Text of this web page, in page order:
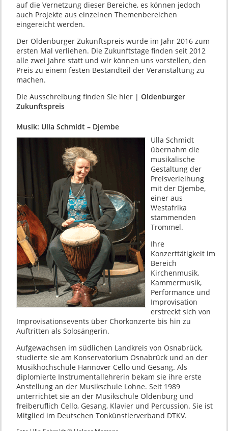
auf die Vernetzung dieser Bereiche, es können jedoch
auch Projekte aus einzelnen Themenbereichen
eingereicht werden.
Der Oldenburger Zukunftspreis wurde im Jahr 2016 zum
ersten Mal verliehen. Die Zukunftstage finden seit 2012
alle zwei Jahre statt und wir können uns vorstellen, den
Preis zu einem festen Bestandteil der Veranstaltung zu
machen.
Die Ausschreibung finden Sie hier | Oldenburger
Zukunftspreis
Musik: Ulla Schmidt – Djembe
Ulla Schmidt
übernahm die
musikalische
Gestaltung der
Preisverleihung
mit der Djembe,
einer aus
Westafrika
stammenden
Trommel.
Ihre
Konzerttätigkeit im
Bereich
Kirchenmusik,
Kammermusik,
Performance und
Improvisation
erstreckt sich von
Improvisationsevents über Chorkonzerte bis hin zu
Auftritten als Solosängerin.
Aufgewachsen im südlichen Landkreis von Osnabrück,
studierte sie am Konservatorium Osnabrück und an der
Musikhochschule Hannover Cello und Gesang. Als
diplomierte Instrumentallehrerin bekam sie ihre erste
Anstellung an der Musikschule Lohne. Seit 1989
unterrichtet sie an der Musikschule Oldenburg und
freiberuflich Cello, Gesang, Klavier und Percussion. Sie ist
Mitglied im Deutschen Tonkünstlerverband DTKV.